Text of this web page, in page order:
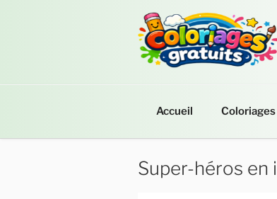
Accueil Coloriages
Super-héros en